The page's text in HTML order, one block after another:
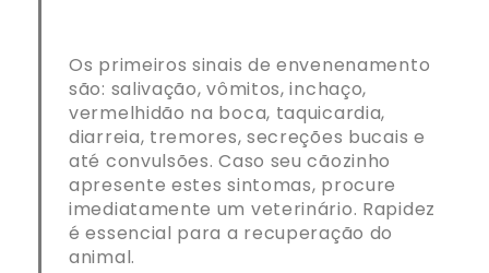
Os primeiros sinais de envenenamento
são: salivação, vômitos, inchaço,
vermelhidão na boca, taquicardia,
diarreia, tremores, secreções bucais e
até convulsões. Caso seu cãozinho
apresente estes sintomas, procure
imediatamente um veterinário. Rapidez
é essencial para a recuperação do
animal.